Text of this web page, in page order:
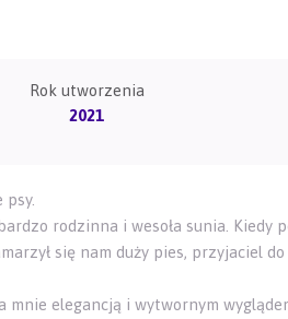
Rok utworzenia
2021
rodzinna i wesoła sunia. Kiedy
się nam duży pies, przyjaciel
mnie elegancją i wytwornym